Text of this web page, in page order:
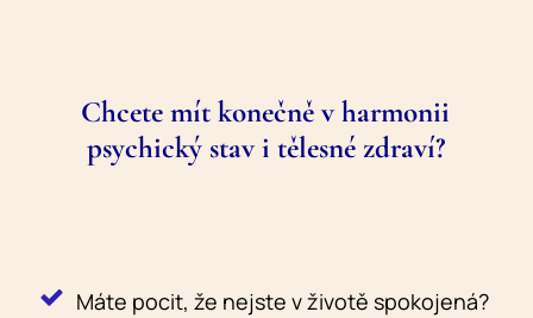
Chcete mít konečně v harmonii
psychický stav i tělesné zdraví?
Máte pocit, že nejste v životě spokojená?